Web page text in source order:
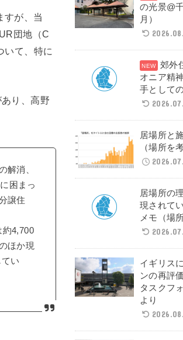
すが、当
団地（C
いて、特に
り、高野
解消、
困まっ
譲住
約4,700
ほか現
い
の光景@
月）
郊外
オニア精
手として
居場所と
（場所を
居場所の
現されて
メモ（場
イギリス
ンの再評
タスクフ
より